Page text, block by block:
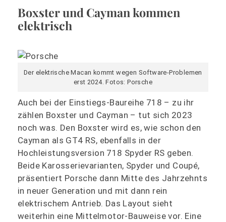
Boxster und Cayman kommen
elektrisch
Der elektrische Macan kommt wegen Software-Problemen
erst 2024. Fotos: Porsche
Auch bei der Einstiegs-Baureihe 718 – zu ihr
zählen Boxster und Cayman – tut sich 2023
noch was. Den Boxster wird es, wie schon den
Cayman als GT4 RS, ebenfalls in der
Hochleistungsversion 718 Spyder RS geben.
Beide Karosserievarianten, Spyder und Coupé,
präsentiert Porsche dann Mitte des Jahrzehnts
in neuer Generation und mit dann rein
elektrischem Antrieb. Das Layout sieht
weiterhin eine Mittelmotor-Bauweise vor. Eine